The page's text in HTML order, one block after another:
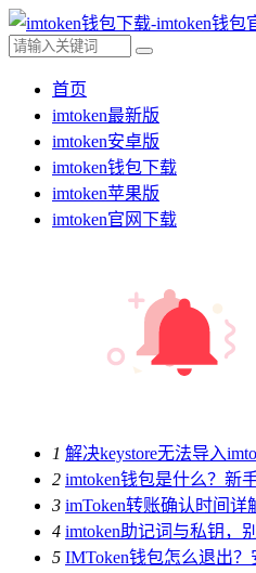
首页
imtoken最新版
imtoken安卓版
imtoken钱包下载
imtoken苹果版
imtoken官网下载
1 解决keystore无法导入
2 imtoken钱包是什么？新
3 imToken转账确认时间
4 imtoken助记词与私钥，
5 IMToken钱包怎么退出